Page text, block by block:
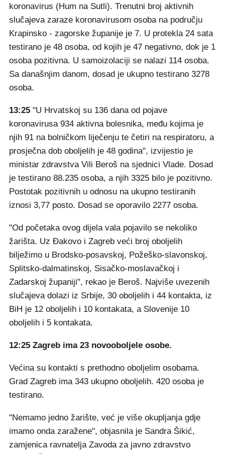
koronavirus (Hum na Sutli). Trenutni broj aktivnih
slučajeva zaraze koronavirusom osoba na području
Krapinsko - zagorske županije je 7. U protekla 24 sata
testirano je 48 osoba, od kojih je 47 negativno, dok je 1
osoba pozitivna. U samoizolaciji se nalazi 114 osoba.
Sa današnjim danom, dosad je ukupno testirano 3278
osoba.
13:25 "U Hrvatskoj su 136 dana od pojave
koronavirusa 934 aktivna bolesnika, među kojima je
njih 91 na bolničkom liječenju te četiri na respiratoru, a
prosječna dob oboljelih je 48 godina", izvijestio je
ministar zdravstva Vili Beroš na sjednici Vlade. Dosad
je testirano 88.235 osoba, a njih 3325 bilo je pozitivno.
Postotak pozitivnih u odnosu na ukupno testiranih
iznosi 3,77 posto. Dosad se oporavilo 2277 osoba.
"Od početaka ovog dijela vala pojavilo se nekoliko
žarišta. Uz Đakovo i Zagreb veći broj oboljelih
bilježimo u Brodsko-posavskoj, Požeško-slavonskoj,
Splitsko-dalmatinskoj, Sisačko-moslavačkoj i
Zadarskoj županiji", rekao je Beroš. Najviše uvezenih
slučajeva dolazi iz Srbije, 30 oboljelih i 44 kontakta, iz
BiH je 12 oboljelih i 10 kontakata, a Slovenije 10
oboljelih i 5 kontakata.
12:25 Zagreb ima 23 novooboljele osobe.
Većina su kontakti s prethodno oboljelim osobama.
Grad Zagreb ima 343 ukupno oboljelih. 420 osoba je
testirano.
"Nemamo jedno žarište, već je više okupljanja gdje
imamo onda zaražene", objasnila je Sandra Šikić,
zamjenica ravnatelja Zavoda za javno zdravstvo